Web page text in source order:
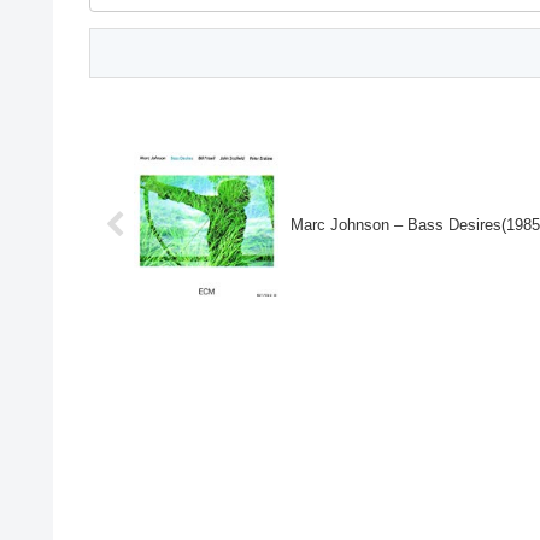
Marc Johnson – Bass